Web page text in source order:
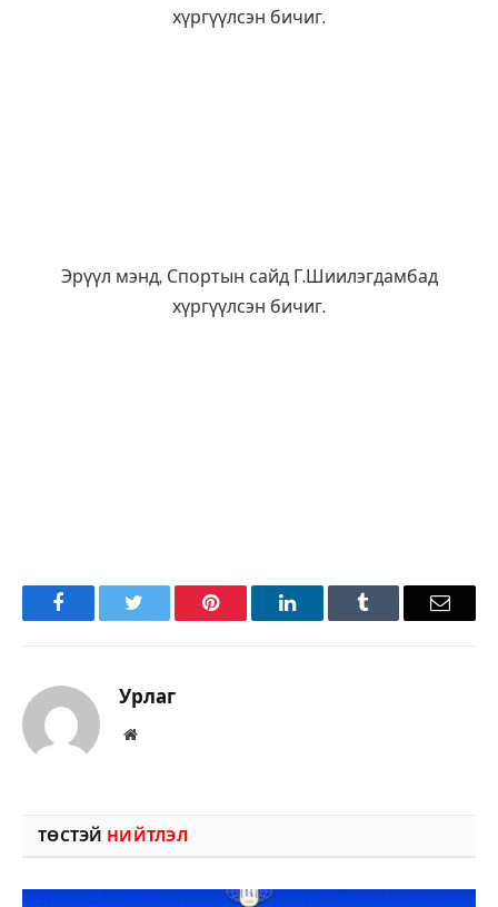
хүргүүлсэн бичиг.
Эрүүл мэнд, Спортын сайд Г.Шиилэгдамбад
хүргүүлсэн бичиг.
FacebookTwitter Pinterest LinkedInTumblr Имэйл
Урлаг
Вэбсайт
ТӨСТЭЙ НИЙТЛЭЛ